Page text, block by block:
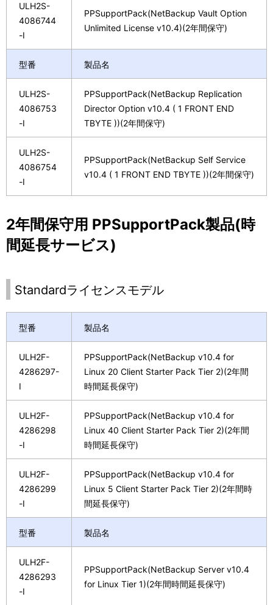
ULH2S-
4086744
-I
PPSupportPack(NetBackup Vault Option
Unlimited License v10.4)(2年間保守)
型番 製品名
ULH2S-
4086753
-I
PPSupportPack(NetBackup Replication
Director Option v10.4 ( 1 FRONT END
TBYTE ))(2年間保守)
ULH2S-
4086754
-I
PPSupportPack(NetBackup Self Service
v10.4 ( 1 FRONT END TBYTE ))(2年間保守)
2年間保守用 PPSupportPack製品(時
間延長サービス)
Standardライセンスモデル
型番 製品名
ULH2F-
4286297-
I
PPSupportPack(NetBackup v10.4 for
Linux 20 Client Starter Pack Tier 2)(2年間
時間延長保守)
ULH2F-
4286298
-I
PPSupportPack(NetBackup v10.4 for
Linux 40 Client Starter Pack Tier 2)(2年間
時間延長保守)
ULH2F-
4286299
-I
PPSupportPack(NetBackup v10.4 for
Linux 5 Client Starter Pack Tier 2)(2年間時
間延長保守)
型番 製品名
ULH2F-
4286293
-I
PPSupportPack(NetBackup Server v10.4
for Linux Tier 1)(2年間時間延長保守)